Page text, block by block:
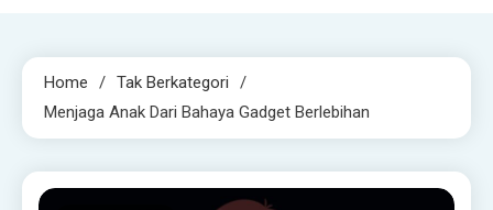
Home
Tak Berkategori
Menjaga Anak Dari Bahaya Gadget Berlebihan